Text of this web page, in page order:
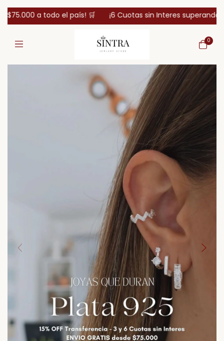
el país! 🛒 ¡6 Cuotas sin Interes superando los $150.000! |
0